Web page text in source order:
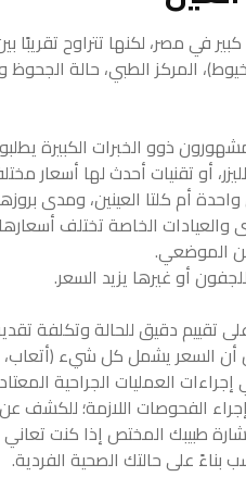
في مصر، لكنها تتراوح تقريبًا
خيوط)، المركز الطبي، حالة
ذوو الخبرات الكبيرة
أو تقنيات أحدث لها أسعار
أم كلتا العينين، ومدى
والعيادات الخاصة تختلف
من الموضعي.
أو غيرها يزيد السعر.
تقييم دقيق للحالة وتكلفة
أن السعر يشمل كل شيء (أتعاب،
العمليات الجراحية
الفحوصات اللازمة؛ للكشف
طبيبك المختص إذا كنت
بناءً على حالتك الصحية الفردية.